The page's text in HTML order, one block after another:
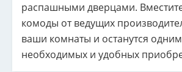
распашными дверцами.
комоды от ведущих
ваши комнаты и останутся
необходимых и удобных